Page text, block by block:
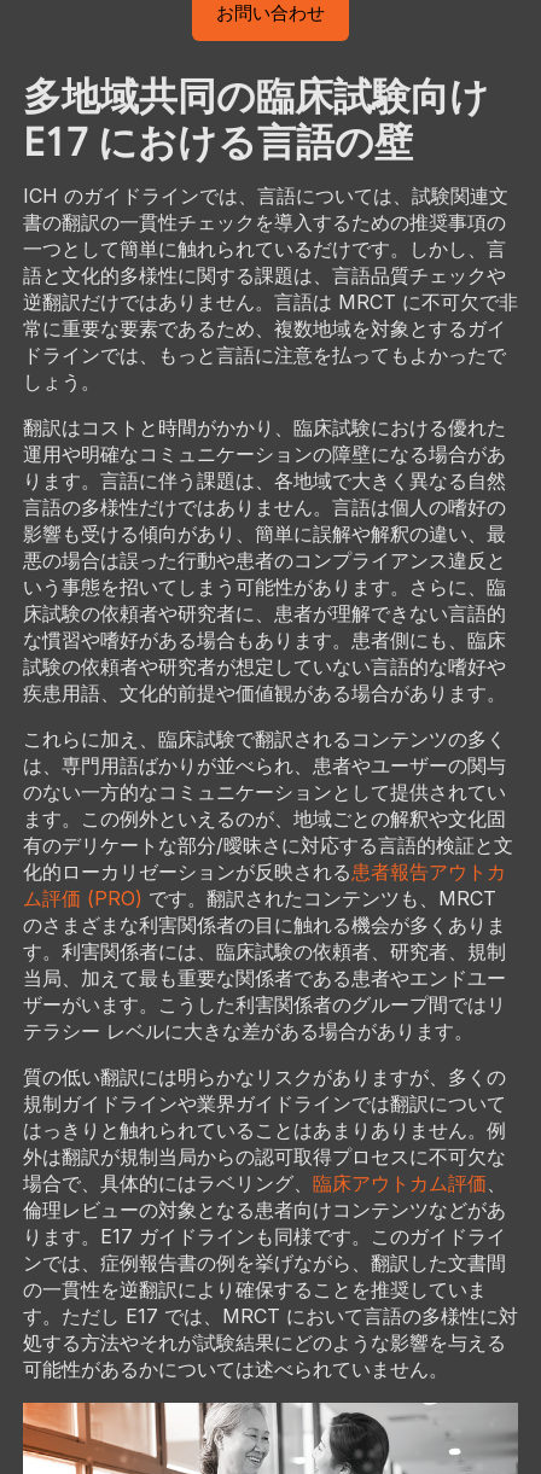
お問い合わせ
多地域共同の臨床試験向け
E17 における言語の壁
ICH のガイドラインでは、言語については、試験関連文
書の翻訳の一貫性チェックを導入するための推奨事項の
一つとして簡単に触れられているだけです。しかし、言
語と文化的多様性に関する課題は、言語品質チェックや
逆翻訳だけではありません。言語は MRCT に不可欠で非
常に重要な要素であるため、複数地域を対象とするガイ
ドラインでは、もっと言語に注意を払ってもよかったで
しょう。
翻訳はコストと時間がかかり、臨床試験における優れた
運用や明確なコミュニケーションの障壁になる場合があ
ります。言語に伴う課題は、各地域で大きく異なる自然
言語の多様性だけではありません。言語は個人の嗜好の
影響も受ける傾向があり、簡単に誤解や解釈の違い、最
悪の場合は誤った行動や患者のコンプライアンス違反と
いう事態を招いてしまう可能性があります。さらに、臨
床試験の依頼者や研究者に、患者が理解できない言語的
な慣習や嗜好がある場合もあります。患者側にも、臨床
試験の依頼者や研究者が想定していない言語的な嗜好や
疾患用語、文化的前提や価値観がある場合があります。
これらに加え、臨床試験で翻訳されるコンテンツの多く
は、専門用語ばかりが並べられ、患者やユーザーの関与
のない一方的なコミュニケーションとして提供されてい
ます。この例外といえるのが、地域ごとの解釈や文化固
有のデリケートな部分/曖昧さに対応する言語的検証と文
化的ローカリゼーションが反映される患者報告アウトカ
ム評価 (PRO) です。翻訳されたコンテンツも、MRCT
のさまざまな利害関係者の目に触れる機会が多くありま
す。利害関係者には、臨床試験の依頼者、研究者、規制
当局、加えて最も重要な関係者である患者やエンドユー
ザーがいます。こうした利害関係者のグループ間ではリ
テラシー レベルに大きな差がある場合があります。
質の低い翻訳には明らかなリスクがありますが、多くの
規制ガイドラインや業界ガイドラインでは翻訳について
はっきりと触れられていることはあまりありません。例
外は翻訳が規制当局からの認可取得プロセスに不可欠な
場合で、具体的にはラベリング、 臨床アウトカム評価、
倫理レビューの対象となる患者向けコンテンツなどがあ
ります。E17 ガイドラインも同様です。このガイドライ
ンでは、症例報告書の例を挙げながら、翻訳した文書間
の一貫性を逆翻訳により確保することを推奨していま
す。ただし E17 では、MRCT において言語の多様性に対
処する方法やそれが試験結果にどのような影響を与える
可能性があるかについては述べられていません。